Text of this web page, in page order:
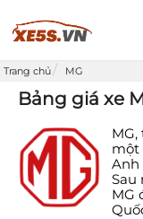
Trang chủ MG
Bảng giá xe
một
Anh
Sau
MG